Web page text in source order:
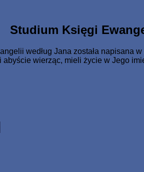
Studium Księgi
według Jana została napisana
abyście wierząc, mieli życie w Jego